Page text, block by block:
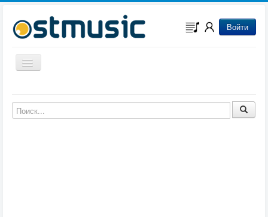
Войти
Включить/выключить навигацию
Музыка из мультфильмов
Музыка из сериалов